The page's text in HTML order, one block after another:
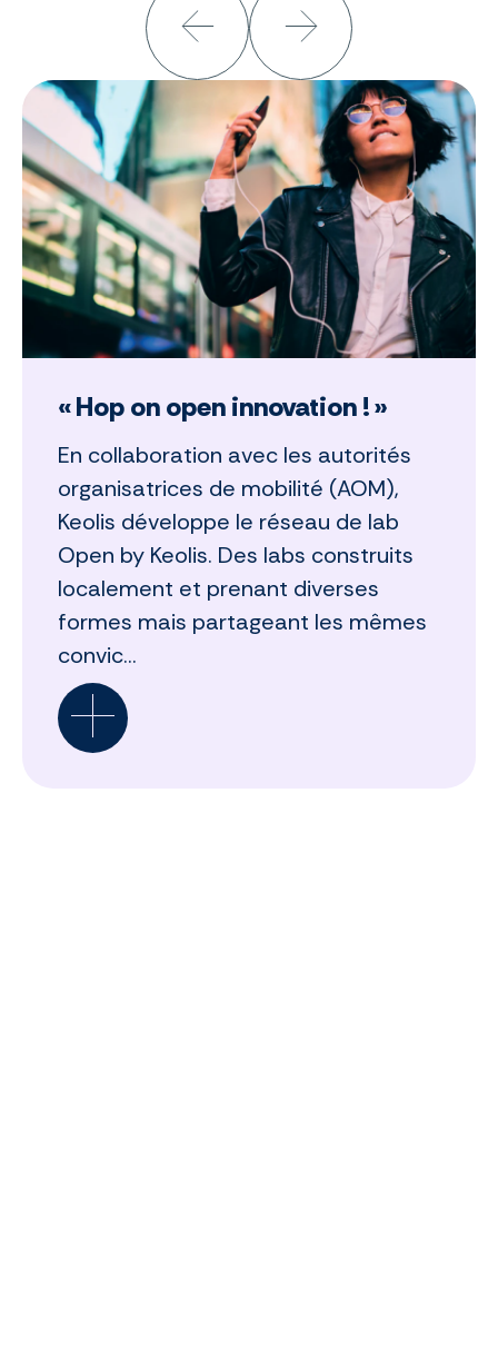
« Hop on open innovation ! »
En collaboration avec les autorités
organisatrices de mobilité (AOM),
Keolis développe le réseau de lab
Open by Keolis. Des labs construits
localement et prenant diverses
formes mais partageant les mêmes
convic...